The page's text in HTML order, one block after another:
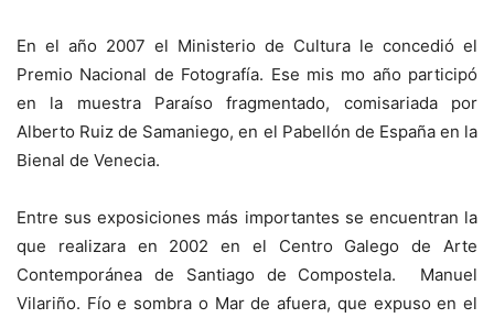
En el año 2007 el Ministerio de Cultura le concedió el
Premio Nacional de Fotografía. Ese mis mo año participó
en la muestra Paraíso fragmentado, comisariada por
Alberto Ruiz de Samaniego, en el Pabellón de España en la
Bienal de Venecia.
Entre sus exposiciones más importantes se encuentran la
que realizara en 2002 en el Centro Galego de Arte
Contemporánea de Santiago de Compostela. Manuel
Vilariño. Fío e sombra o Mar de afuera, que expuso en el